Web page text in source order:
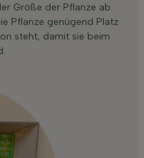
Größe der Pflanze ab.
Pflanze genügend Platz
steht, damit sie beim